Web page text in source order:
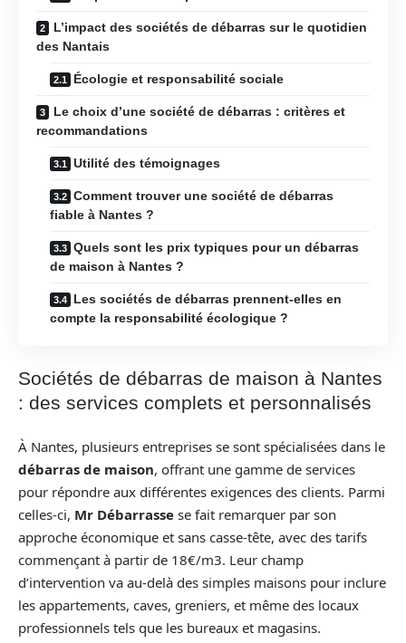
L’impact des sociétés de débarras sur le quotidien
des Nantais
Écologie et responsabilité sociale
Le choix d’une société de débarras : critères et
recommandations
Utilité des témoignages
Comment trouver une société de débarras
fiable à Nantes ?
Quels sont les prix typiques pour un débarras
de maison à Nantes ?
Les sociétés de débarras prennent-elles en
compte la responsabilité écologique ?
Sociétés de débarras de maison à Nantes
: des services complets et personnalisés
À Nantes, plusieurs entreprises se sont spécialisées dans le
débarras de maison, offrant une gamme de services
pour répondre aux différentes exigences des clients. Parmi
celles-ci, Mr Débarrasse se fait remarquer par son
approche économique et sans casse-tête, avec des tarifs
commençant à partir de 18€/m3. Leur champ
d’intervention va au-delà des simples maisons pour inclure
les appartements, caves, greniers, et même des locaux
professionnels tels que les bureaux et magasins.